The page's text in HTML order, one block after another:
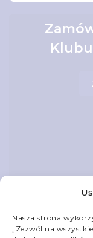
Nasza strona
„Zezwól na